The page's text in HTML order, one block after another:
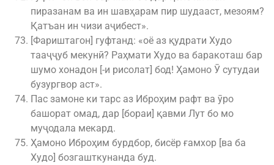
пиразанам ва ин шавҳарам пир шудааст, мезоям?
Қатъан ин чизи аҷибест».
[Фариштагон] гуфтанд: «оё аз қудрати Худо
тааҷҷуб мекунӣ? Раҳмати Худо ва баракоташ бар
шумо хонадон [-и рисолат] бод! Ҳамоно Ӯ сутудаи
бузургвор аст».
Пас замоне ки тарс аз Иброҳим рафт ва ӯро
башорат омад, дар [бораи] қавми Лут бо мо
муҷодала мекард.
Ҳамоно Иброҳим бурдбор, бисёр ғамхор [ва ба
Худо] бозгашткунанда буд.